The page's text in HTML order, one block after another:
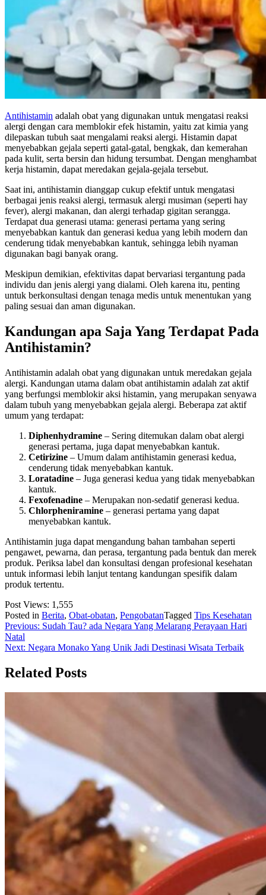
Antihistamin adalah obat yang digunakan untuk mengatasi reaksi
alergi dengan cara memblokir efek histamin, yaitu zat kimia yang
dilepaskan tubuh saat mengalami reaksi alergi. Histamin dapat
menyebabkan gejala seperti gatal-gatal, bengkak, dan kemerahan
pada kulit, serta bersin dan hidung tersumbat. Dengan menghambat
kerja histamin, dapat meredakan gejala-gejala tersebut.
Saat ini, antihistamin dianggap cukup efektif untuk mengatasi
berbagai jenis reaksi alergi, termasuk alergi musiman (seperti hay
fever), alergi makanan, dan alergi terhadap gigitan serangga.
Terdapat dua generasi utama: generasi pertama yang sering
menyebabkan kantuk dan generasi kedua yang lebih modern dan
cenderung tidak menyebabkan kantuk, sehingga lebih nyaman
digunakan bagi banyak orang.
Meskipun demikian, efektivitas dapat bervariasi tergantung pada
individu dan jenis alergi yang dialami. Oleh karena itu, penting
untuk berkonsultasi dengan tenaga medis untuk menentukan yang
paling sesuai dan aman digunakan.
Kandungan apa Saja Yang Terdapat Pada
Antihistamin?
Antihistamin adalah obat yang digunakan untuk meredakan gejala
alergi. Kandungan utama dalam obat antihistamin adalah zat aktif
yang berfungsi memblokir aksi histamin, yang merupakan senyawa
dalam tubuh yang menyebabkan gejala alergi. Beberapa zat aktif
umum yang terdapat:
Diphenhydramine – Sering ditemukan dalam obat alergi
generasi pertama, juga dapat menyebabkan kantuk.
Cetirizine – Umum dalam antihistamin generasi kedua,
cenderung tidak menyebabkan kantuk.
Loratadine – Juga generasi kedua yang tidak menyebabkan
kantuk.
Fexofenadine – Merupakan non-sedatif generasi kedua.
Chlorpheniramine – generasi pertama yang dapat
menyebabkan kantuk.
Antihistamin juga dapat mengandung bahan tambahan seperti
pengawet, pewarna, dan perasa, tergantung pada bentuk dan merek
produk. Periksa label dan konsultasi dengan profesional kesehatan
untuk informasi lebih lanjut tentang kandungan spesifik dalam
produk tertentu.
Post Views: 1,555
Posted in Berita, Obat-obatan, PengobatanTagged Tips Kesehatan
Post
navigation
Previous: Sudah Tau? ada Negara Yang Melarang Perayaan Hari
Natal
Next: Negara Monako Yang Unik Jadi Destinasi Wisata Terbaik
Related Posts